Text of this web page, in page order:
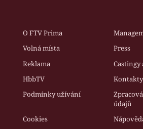
O FTV Prima
Volná místa
Press
Reklama
Castingy
HbbTV
Kontakty
Podmínky užívání
údajů
Cookies